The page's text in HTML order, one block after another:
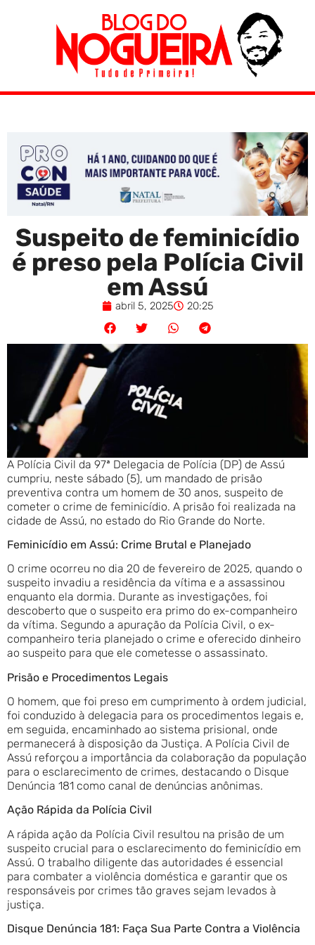
Suspeito de feminicídio
é preso pela Polícia Civil
em Assú
abril 5, 2025 20:25
A Polícia Civil da 97ª Delegacia de Polícia (DP) de Assú
cumpriu, neste sábado (5), um mandado de prisão
preventiva contra um homem de 30 anos, suspeito de
cometer o crime de feminicídio. A prisão foi realizada na
cidade de Assú, no estado do Rio Grande do Norte.
Feminicídio em Assú: Crime Brutal e Planejado
O crime ocorreu no dia 20 de fevereiro de 2025, quando o
suspeito invadiu a residência da vítima e a assassinou
enquanto ela dormia. Durante as investigações, foi
descoberto que o suspeito era primo do ex-companheiro
da vítima. Segundo a apuração da Polícia Civil, o ex-
companheiro teria planejado o crime e oferecido dinheiro
ao suspeito para que ele cometesse o assassinato.
Prisão e Procedimentos Legais
O homem, que foi preso em cumprimento à ordem judicial,
foi conduzido à delegacia para os procedimentos legais e,
em seguida, encaminhado ao sistema prisional, onde
permanecerá à disposição da Justiça. A Polícia Civil de
Assú reforçou a importância da colaboração da população
para o esclarecimento de crimes, destacando o Disque
Denúncia 181 como canal de denúncias anônimas.
Ação Rápida da Polícia Civil
A rápida ação da Polícia Civil resultou na prisão de um
suspeito crucial para o esclarecimento do feminicídio em
Assú. O trabalho diligente das autoridades é essencial
para combater a violência doméstica e garantir que os
responsáveis por crimes tão graves sejam levados à
justiça.
Disque Denúncia 181: Faça Sua Parte Contra a Violência